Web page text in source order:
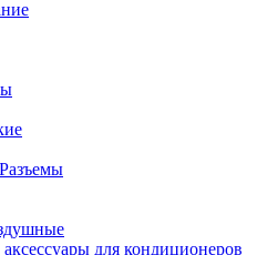
для кондиционеров